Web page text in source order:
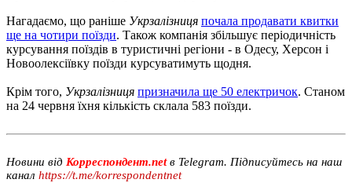
Нагадаємо, що раніше Укрзалізниця почала продавати квитки
ще на чотири поїзди. Також компанія збільшує періодичність
курсування поїздів в туристичні регіони - в Одесу, Херсон і
Новоолексіївку поїзди курсуватимуть щодня.
Крім того, Укрзалізниця призначила ще 50 електричок. Станом
на 24 червня їхня кількість склала 583 поїзди.
Новини від Корреспондент.netв Telegram. Підписуйтесь на наш
канал https://t.me/korrespondentnet